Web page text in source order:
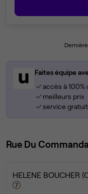
Faites équipe
accès à 100%
meilleurs prix
service gratuit
Rue Du
HELENE BOUCHER